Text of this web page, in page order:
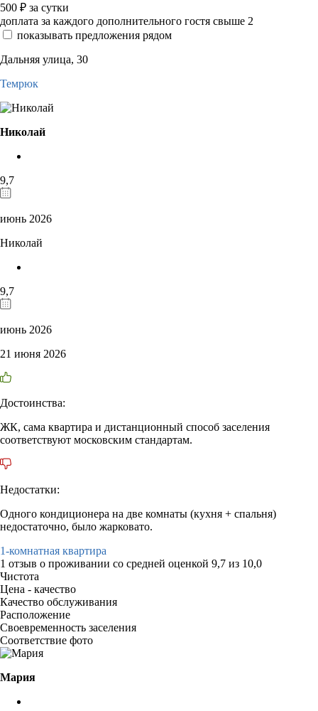
500 ₽ за сутки
доплата за каждого дополнительного гостя свыше 2
показывать предложения рядом
Дальняя улица, 30
Темрюк
Николай
9,7
июнь 2026
Николай
9,7
июнь 2026
21 июня 2026
Достоинства:
ЖК, сама квартира и дистанционный способ заселения
соответствуют московским стандартам.
Недостатки:
Одного кондиционера на две комнаты (кухня + спальня)
недостаточно, было жарковато.
1-комнатная квартира
1 отзыв о проживании со средней оценкой 9,7 из 10,0
Чистота
Цена - качество
Качество обслуживания
Расположение
Своевременность заселения
Соответствие фото
Мария